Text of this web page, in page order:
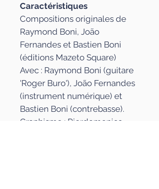
Caractéristiques
Compositions originales de
Raymond Boni, João
Fernandes et Bastien Boni
(éditions Mazeto Square)
Avec : Raymond Boni (guitare
'Roger Buro'), João Fernandes
(instrument numérique) et
Bastien Boni (contrebasse).
Graphisme : Pierdomenico